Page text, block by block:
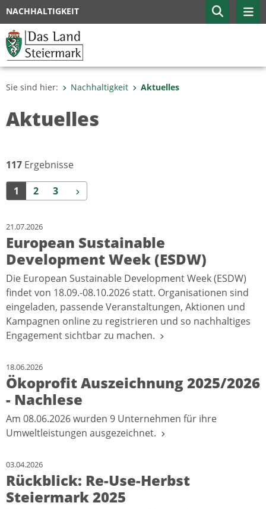
NACHHALTIGKEIT
Sie sind hier: Nachhaltigkeit Aktuelles
Aktuelles
117 Ergebnisse
1 2 3 Weiter
21.07.2026
European Sustainable
Development Week (ESDW)
Die European Sustainable Development Week (ESDW)
findet von 18.09.-08.10.2026 statt. Organisationen sind
eingeladen, passende Veranstaltungen, Aktionen und
Kampagnen online zu registrieren und so nachhaltiges
Engagement sichtbar zu machen.
18.06.2026
Ökoprofit Auszeichnung 2025/2026
- Nachlese
Am 08.06.2026 wurden 9 Unternehmen für ihre
Umweltleistungen ausgezeichnet.
03.04.2026
Rückblick: Re-Use-Herbst
Steiermark 2025